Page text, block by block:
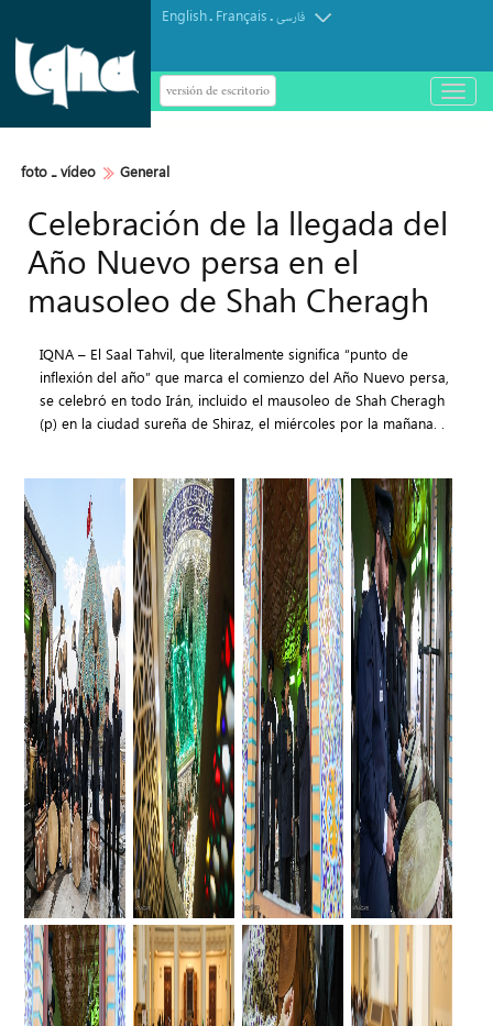
English. Français.فارسی
versión de escritorio
باز
و
foto ـ vídeo
General
Celebración de la llegada del
Año Nuevo persa en el
mausoleo de Shah Cheragh
IQNA – El Saal Tahvil, que literalmente significa “punto de
inflexión del año” que marca el comienzo del Año Nuevo persa,
se celebró en todo Irán, incluido el mausoleo de Shah Cheragh
(p) en la ciudad sureña de Shiraz, el miércoles por la mañana. .